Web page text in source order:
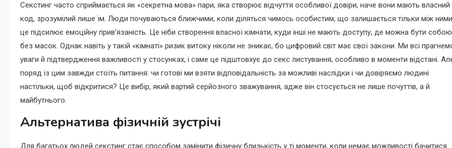
Секстинг часто сприймається як «секретна мова» пари, яка створює відчуття особливої довіри, наче вони мають власний
код, зрозумілий лише їм. Люди почуваються ближчими, коли діляться чимось особистим, що залишається тільки між
це підсилює емоційну прив’язаність. Це ніби створення власної кімнати, куди інші не мають доступу, де можна бути собою
без масок. Однак навіть у такій «кімнаті» ризик витоку ніколи не зникає, бо цифровий світ має свої закони. Ми всі
уваги й підтвердження важливості у стосунках, і саме це підштовхує до секс листування, особливо в моменти відстані.
поряд із цим завжди стоїть питання: чи готові ми взяти відповідальність за можливі наслідки і чи довіряємо людині
настільки, щоб відкритися? Це вибір, який вартий серйозного зважування, адже він стосується не лише почуттів, а й
майбутнього.
Альтернатива фізичній зустрічі
Для багатьох людей секстинг стає способом замінити фізичну близькість у ті моменти, коли немає можливості бачитися.